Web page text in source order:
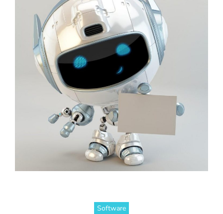
Software